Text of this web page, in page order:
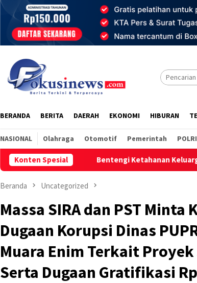
BERANDA BERITA DAERAH EKONOMI HIBURAN
NASIONAL Olahraga Otomotif Pemerintah POLRI
Konten Spesial
Bentengi Ketahanan Keluarga, Masjid Baitul
Beranda Uncategorized
Massa SIRA dan PST Minta
Dugaan Korupsi Dinas
Muara Enim Terkait
Serta Dugaan Gratifikasi